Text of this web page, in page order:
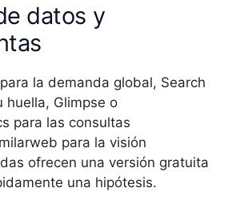
datos y
la demanda global, Search
huella, Glimpse o
para las consultas
para la visión
ofrecen una versión gratuita
una hipótesis.